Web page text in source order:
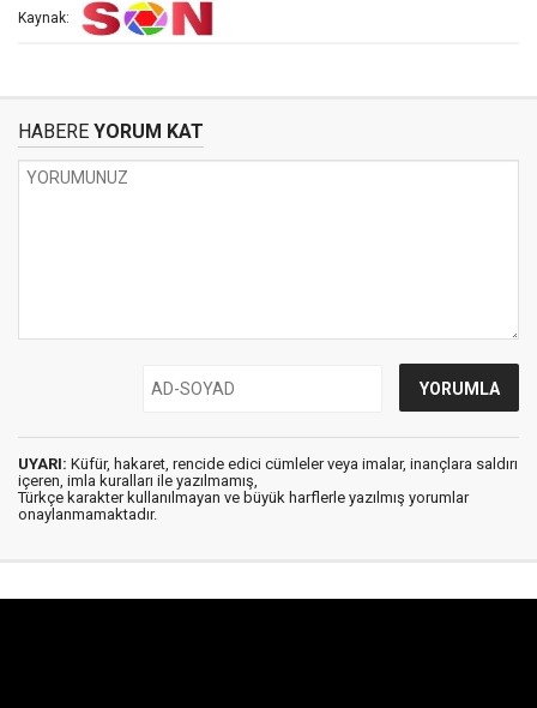
Kaynak:
HABERE YORUM KAT
UYARI: Küfür, hakaret, rencide edici cümleler veya imalar, inançlara saldırı
içeren, imla kuralları ile yazılmamış,
Türkçe karakter kullanılmayan ve büyük harflerle yazılmış yorumlar
onaylanmamaktadır.